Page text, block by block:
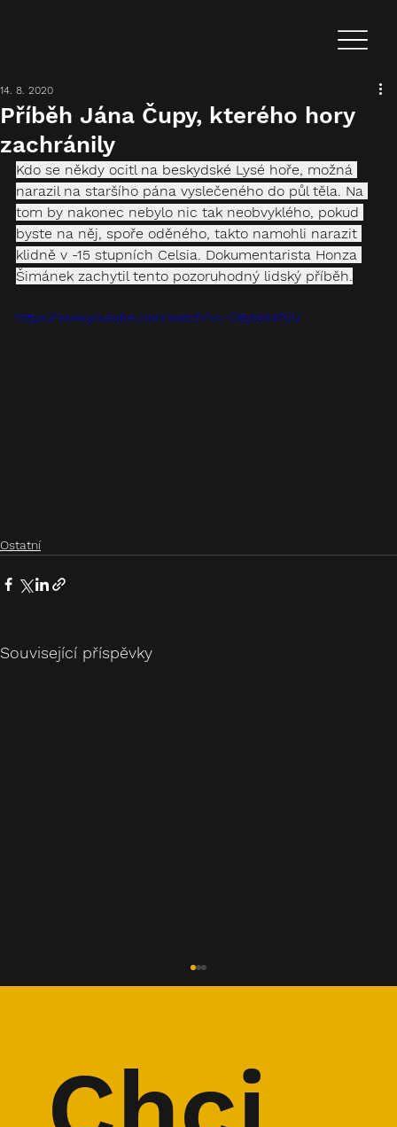
Příběh Jána Čupy, kterého hory
zachránily
14. 8. 2020
Kdo se někdy ocitl na beskydské Lysé hoře, možná
narazil na staršího pána vyslečeného do půl těla. Na
tom by nakonec nebylo nic tak neobvyklého, pokud
byste na něj, spoře oděného, takto namohli narazit
klidně v -15 stupních Celsia. Dokumentarista Honza
Šimánek zachytil tento pozoruhodný lidský příběh.
https://www.youtube.com/watch?v=-O8ytd4470U
Ostatní
Související příspěvky